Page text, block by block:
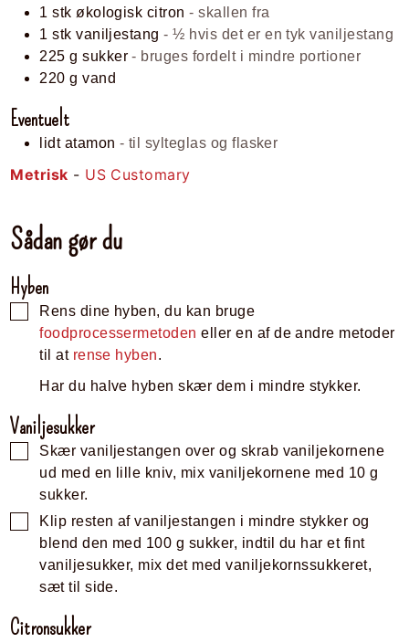
1 stk økologisk citron - skallen fra
1 stkvaniljestang - ½ hvis det er en tyk vaniljestang
225 g sukker - bruges fordelt i mindre portioner
220 g vand
Eventuelt
lidt atamon - til sylteglas og flasker
Metrisk - US Customary
Sådan gør du
Hyben
Rens dine hyben, du kan bruge
foodprocessermetodeneller en af de andre metoder
til at rense hyben.
Har du halve hyben skær dem i mindre stykker.
Vaniljesukker
Skær vaniljestangen over og skrab vaniljekornene
ud med en lille kniv, mix vaniljekornene med 10 g
sukker.
Klip resten af vaniljestangen i mindre stykker og
blend den med 100 g sukker, indtil du har et fint
vaniljesukker, mix det med vaniljekornssukkeret,
sæt til side.
Citronsukker